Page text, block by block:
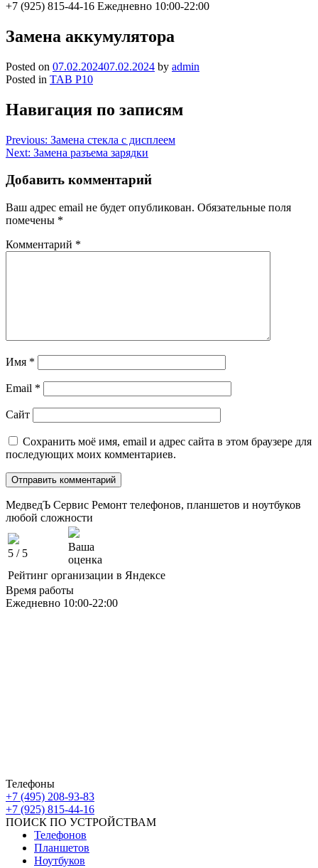
+7 (925) 815-44-16 Ежедневно 10:00-22:00
Замена аккумулятора
Posted on 07.02.202407.02.2024 by admin
Posted in TAB P10
Навигация по записям
Previous: Замена стекла с дисплеем
Next: Замена разъема зарядки
Добавить комментарий
Ваш адрес email не будет опубликован. Обязательные поля
помечены *
Комментарий *
Имя *
Email *
Сайт
Сохранить моё имя, email и адрес сайта в этом браузере для
последующих моих комментариев.
МедведЪ Сервис Ремонт телефонов, планшетов и ноутбуков
любой сложности
5 / 5
Ваша
оценка
Рейтинг организации в Яндексе
Время работы
Ежедневно 10:00-22:00
Телефоны
+7 (495) 208-93-83
+7 (925) 815-44-16
ПОИСК ПО УСТРОЙСТВАМ
Телефонов
Планшетов
Ноутбуков